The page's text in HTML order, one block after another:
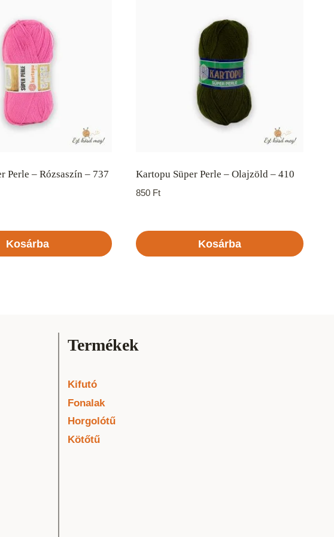
Perle – Rózsaszín – 737
Kosárba
Kartopu Süper Perle – Olajzöld – 410
850 Ft
Kosárba
Termékek
Kifutó
Fonalak
Horgolótű
Kötőtű